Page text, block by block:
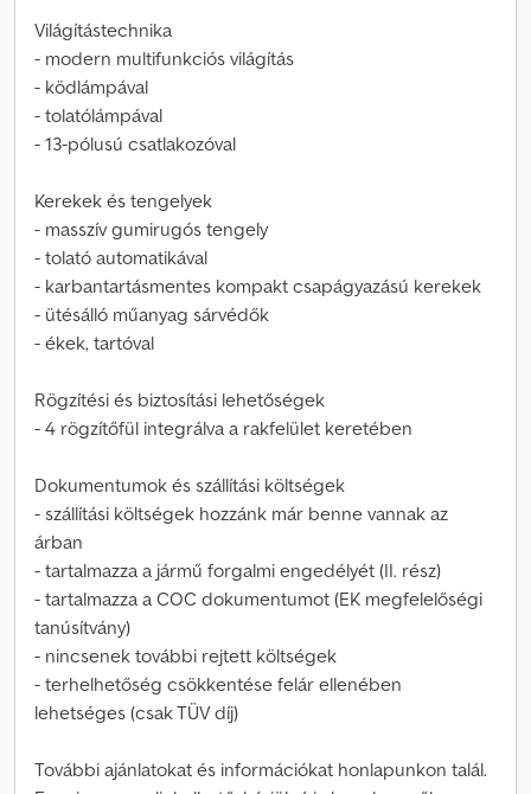
Világítástechnika
- modern multifunkciós világítás
- ködlámpával
- tolatólámpával
- 13-pólusú csatlakozóval
Kerekek és tengelyek
- masszív gumirugós tengely
- tolató automatikával
- karbantartásmentes kompakt csapágyazású kerekek
- ütésálló műanyag sárvédők
- ékek, tartóval
Rögzítési és biztosítási lehetőségek
- 4 rögzítőfül integrálva a rakfelület keretében
Dokumentumok és szállítási költségek
- szállítási költségek hozzánk már benne vannak az
árban
- tartalmazza a jármű forgalmi engedélyét (II. rész)
- tartalmazza a COC dokumentumot (EK megfelelőségi
tanúsítvány)
- nincsenek további rejtett költségek
- terhelhetőség csökkentése felár ellenében
lehetséges (csak TÜV díj)
További ajánlatokat és információkat honlapunkon talál.